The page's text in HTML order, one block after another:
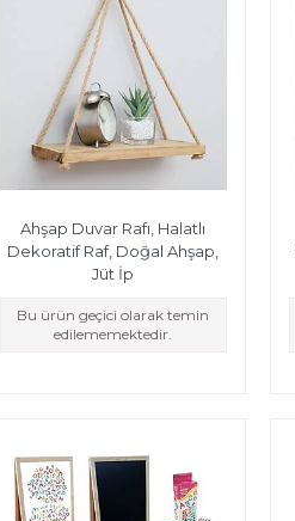
Ahşap Duvar Rafı, Halatlı
Dekoratif Raf, Doğal Ahşap,
Jüt İp
Bu ürün geçici olarak temin
edilememektedir.